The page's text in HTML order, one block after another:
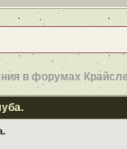
в форумах